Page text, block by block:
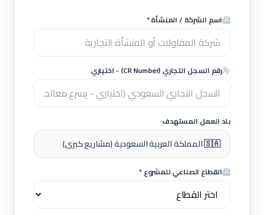
اسم الشركة / المنشأة *
رقم السجل التجاري (CR Number) - اختياري
بلد العمل المستهدف
🇸🇦 المملكة العربية السعودية (مشاريع كبرى)
القطاع الصناعي للمشروع *